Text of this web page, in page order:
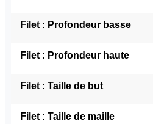
Filet : Profondeur basse
Filet : Profondeur haute
Filet : Taille de but
Filet : Taille de maille